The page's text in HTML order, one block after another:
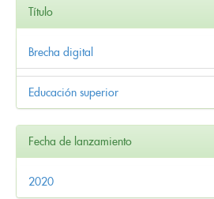
Título
Brecha digital
Educación superior
Fecha de lanzamiento
2020